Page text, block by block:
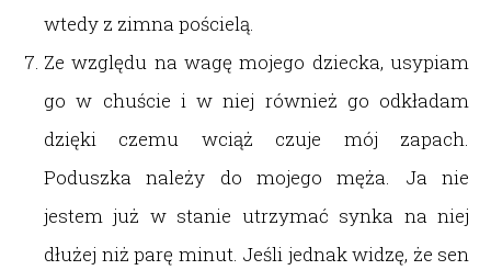
wtedy z zimna pościelą.
Ze względu na wagę mojego dziecka, usypiam
go w chuście i w niej również go odkładam
dzięki czemu wciąż czuje mój zapach.
Poduszka należy do mojego męża. Ja nie
jestem już w stanie utrzymać synka na niej
dłużej niż parę minut. Jeśli jednak widzę, że sen